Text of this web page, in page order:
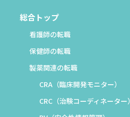
総合トップ
看護師の転職
保健師の転職
製薬関連の転職
CRA（臨床開発モニター）
CRC（治験コーディネーター）